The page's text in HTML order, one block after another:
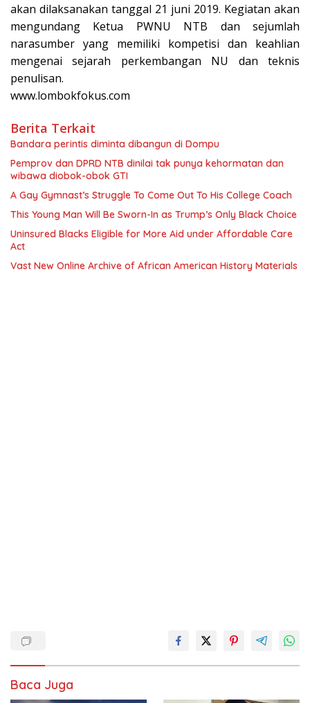
akan dilaksanakan tanggal 21 juni 2019. Kegiatan akan
mengundang Ketua PWNU NTB dan sejumlah
narasumber yang memiliki kompetisi dan keahlian
mengenai sejarah perkembangan NU dan teknis
penulisan.
www.lombokfokus.com
Berita Terkait
Bandara perintis diminta dibangun di Dompu
Pemprov dan DPRD NTB dinilai tak punya kehormatan dan
wibawa diobok-obok GTI
A Gay Gymnast’s Struggle To Come Out To His College Coach
This Young Man Will Be Sworn-In as Trump’s Only Black Choice
Uninsured Blacks Eligible for More Aid under Affordable Care
Act
Vast New Online Archive of African American History Materials
Baca Juga